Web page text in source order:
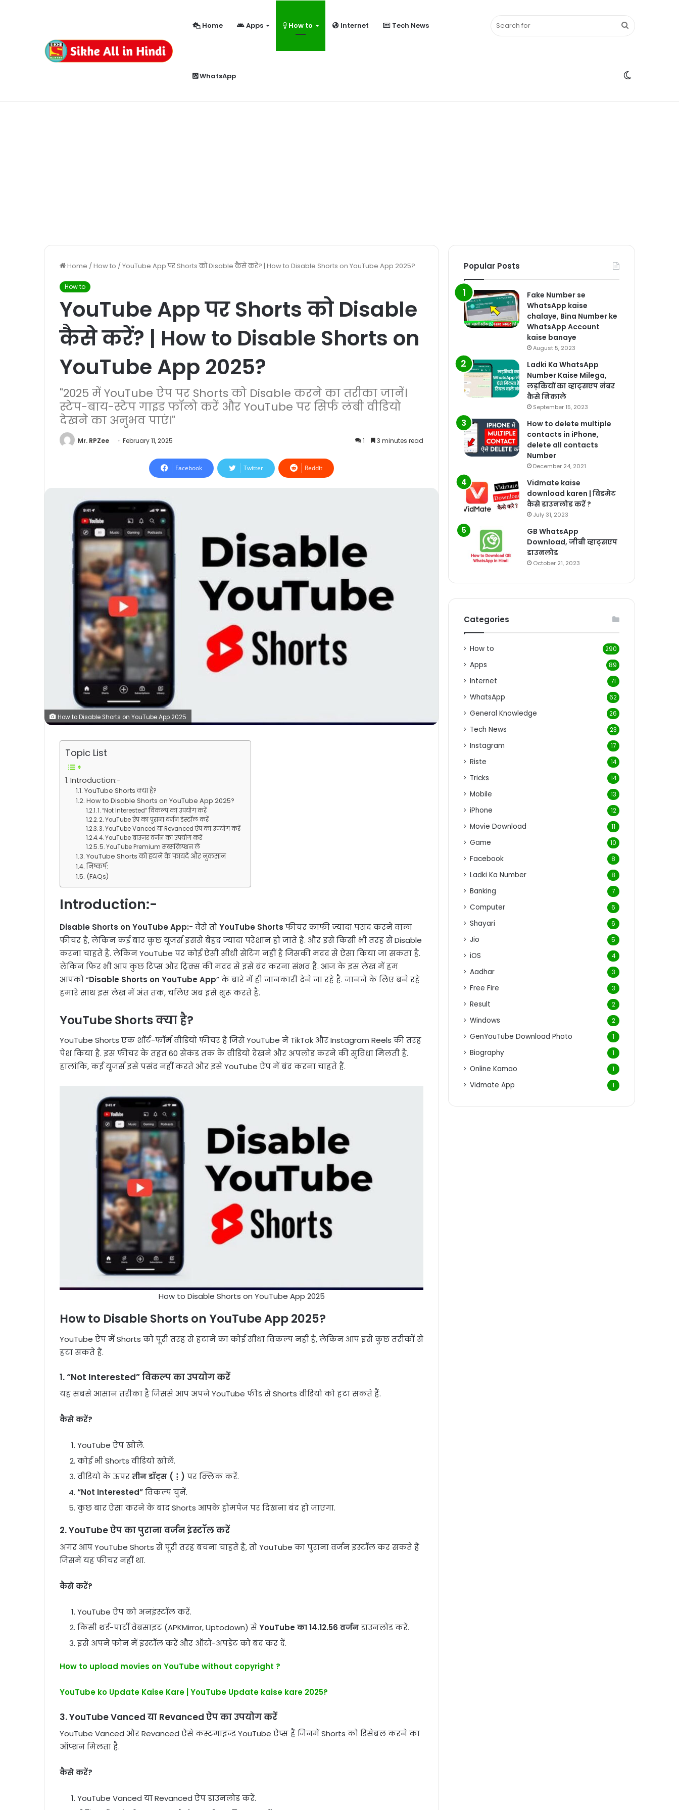
Home Apps How to Internet Tech News
WhatsApp
Search
for
Home /How to /YouTube App पर Shorts को Disable कैसे करें? | How to Disable Shorts on YouTube App 2025?
How to
YouTube App पर Shorts को Disable
कैसे करें? | How to Disable Shorts on
YouTube App 2025?
"2025 में YouTube ऐप पर Shorts को Disable करने का तरीका जानें।
स्टेप-बाय-स्टेप गाइड फॉलो करें और YouTube पर सिर्फ लंबी वीडियो
देखने का अनुभव पाएं।"
Mr. RPZee February 11, 2025 1 3 minutes read
Facebook Twitter Reddit
How to Disable Shorts on YouTube App 2025
Topic List
Introduction:-
YouTube Shorts क्या है?
How to Disable Shorts on YouTube App 2025?
1. “Not Interested” विकल्प का उपयोग करें
2. YouTube ऐप का पुराना वर्जन इंस्टॉल करें
3. YouTube Vanced या Revanced ऐप का उपयोग करें
4. YouTube ब्राउज़र वर्जन का उपयोग करें
5. YouTube Premium सब्सक्रिप्शन लें
YouTube Shorts को हटाने के फायदे और नुकसान
निष्कर्ष:
(FAQs)
Introduction:-
Disable Shorts on YouTube App:- वैसे तोYouTube Shorts फीचर काफी ज्यादा पसंद करने वाला
फीचर है, लेकिन कई बार कुछ यूजर्स इससे बेहद ज्यादा परेशान हो जाते है. और इसे किसी भी तरह से Disable
करना चाहते है. लेकिन YouTube पर कोई ऐसी सीधी सेटिंग नहीं है जिसकी मदद से ऐसा किया जा सकता है.
लेकिन फिर भी आप कुछ टिप्स और ट्रिक्स की मदद से इसे बंद करना संभव है. आज के इस लेख में हम
आपको “Disable Shorts on YouTube App” के बारे में ही जानकारी देने जा रहे है. जानने के लिए बने रहे
हमारे साथ इस लेख में अंत तक, चलिए अब इसे शुरू करते है.
YouTube Shorts क्या है?
YouTube Shorts एक शॉर्ट-फॉर्म वीडियो फीचर है जिसे YouTube ने TikTok और Instagram Reels की तरह
पेश किया है. इस फीचर के तहत 60 सेकंड तक के वीडियो देखने और अपलोड करने की सुविधा मिलती है.
हालांकि, कई यूजर्स इसे पसंद नहीं करते और इसे YouTube ऐप में बंद करना चाहते हैं.
How to Disable Shorts on YouTube App 2025
How to Disable Shorts on YouTube App 2025?
YouTube ऐप में Shorts को पूरी तरह से हटाने का कोई सीधा विकल्प नहीं है, लेकिन आप इसे कुछ तरीकों से
हटा सकते हैं.
1. “Not Interested” विकल्प का उपयोग करें
यह सबसे आसान तरीका है जिससे आप अपने YouTube फीड से Shorts वीडियो को हटा सकते हैं.
कैसे करें?
YouTube ऐप खोलें.
कोई भी Shorts वीडियो खोलें.
वीडियो के ऊपरतीन डॉट्स (⋮) पर क्लिक करें.
“Not Interested”विकल्प चुनें.
कुछ बार ऐसा करने के बाद Shorts आपके होमपेज पर दिखना बंद हो जाएगा.
2. YouTube ऐप का पुराना वर्जन इंस्टॉल करें
अगर आप YouTube Shorts से पूरी तरह बचना चाहते हैं, तो YouTube का पुराना वर्जन इंस्टॉल कर सकते हैं
जिसमें यह फीचर नहीं था.
कैसे करें?
YouTube ऐप को अनइंस्टॉल करें.
किसी थर्ड-पार्टी वेबसाइट (APKMirror, Uptodown) सेYouTube का 14.12.56 वर्जनडाउनलोड करें.
इसे अपने फोन में इंस्टॉल करें और ऑटो-अपडेट को बंद कर दें.
How to upload movies on YouTube without copyright ?
YouTube ko Update Kaise Kare | YouTube Update kaise kare 2025?
3. YouTube Vanced या Revanced ऐप का उपयोग करें
YouTube Vanced और Revanced ऐसे कस्टमाइज्ड YouTube ऐप्स हैं जिनमें Shorts को डिसेबल करने का
ऑप्शन मिलता है.
कैसे करें?
YouTube Vanced या Revanced ऐप डाउनलोड करें.
Popular Posts
Fake Number se
WhatsApp kaise
chalaye, Bina Number ke
WhatsApp Account
kaise banaye
August 5, 2023
Ladki Ka WhatsApp
Number Kaise Milega,
लड़कियों का व्हाट्सएप नंबर
कैसे निकाले
September 15, 2023
How to delete multiple
contacts in iPhone,
delete all contacts
Number
December 24, 2021
Vidmate kaise
download karen | विडमेट
कैसे डाउनलोड करें ?
July 31, 2023
GB WhatsApp
Download, जीबी व्हाट्सएप
डाउनलोड
October 21, 2023
Categories
How to 290
Apps 89
Internet 71
WhatsApp 62
General Knowledge 26
Tech News 23
Instagram 17
Riste 14
Tricks 14
Mobile 13
iPhone 12
Movie Download 11
Game 10
Facebook 8
Ladki Ka Number 8
Banking 7
Computer 6
Shayari 6
Jio 5
iOS 4
Aadhar 3
Free Fire 3
Result 2
Windows 2
GenYouTube Download Photo 1
Biography 1
Online Kamao 1
Vidmate App 1